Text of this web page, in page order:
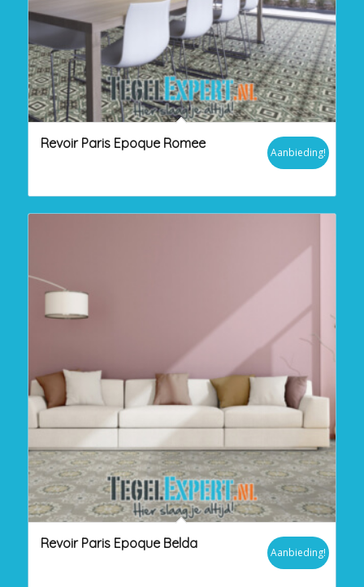
Revoir Paris Epoque Romee
Aanbieding!
Revoir Paris Epoque Belda
Aanbieding!